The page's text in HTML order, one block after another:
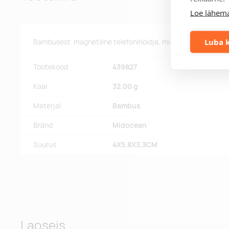
Loe
Luba
Bambusest magnetiline telefonihoidja, mis kinnitub auto
Tootekood 439827
Kaal 32,00 g
Materjal Bambus
Bränd Midocean
Suurus 4X5,8X3,3CM
Laoseis